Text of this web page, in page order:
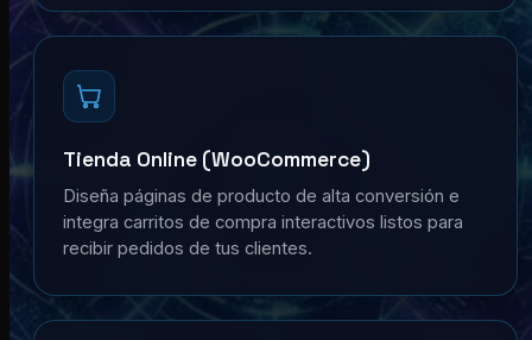
Tienda Online (WooCommerce)
Diseña páginas de producto de alta conversión e
integra carritos de compra interactivos listos para
recibir pedidos de tus clientes.